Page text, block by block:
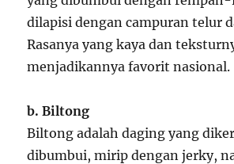
dilapisi dengan campuran telur
Rasanya yang kaya dan
menjadikannya favorit nasional.
b. Biltong
Biltong adalah daging yang
dibumbui, mirip dengan jerky,